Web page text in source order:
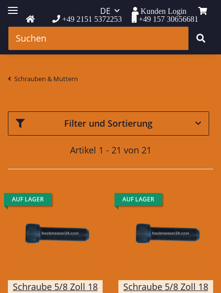
+49 2151 5372253 +49 157 30656681
DE Kunden Login
Schrauben & Muttern
Filter und Sortierung
Artikel 1 - 21 von 21
AUF LAGER
Schraube 5/8 Zoll 18
AUF LAGER
Schraube 5/8 Zoll 18